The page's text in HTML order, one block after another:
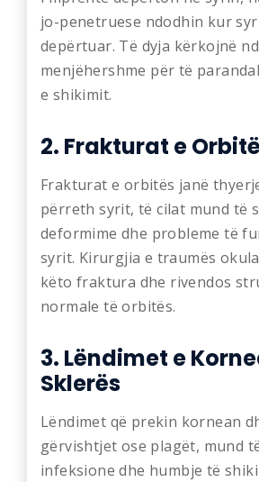
jo-penetruese ndodhin kur
depërtuar. Të dyja kërkojnë
menjëhershme për të
e shikimit.
2. Frakturat e
Frakturat e orbitës janë
përreth syrit, të cilat mund të
deformime dhe probleme të
syrit. Kirurgjia e traumës
këto fraktura dhe rivendos
normale të orbitës.
3. Lëndimet e
Sklerës
Lëndimet që prekin kornean
gërvishtjet ose plagët, mund
infeksione dhe humbje të